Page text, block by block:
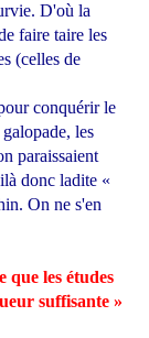
D'où la
faire taire les
(celles de
conquérir le
les
paraissaient
donc ladite «
On ne s'en
que les études
suffisante »